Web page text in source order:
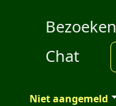
Bezoeken
Chat
Niet aangemeld